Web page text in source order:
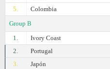
5.
Colombia
Group B
1.
Ivory Coast
2.
Portugal
3.
Japón